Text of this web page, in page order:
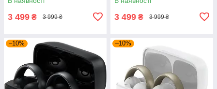
3 499 ₴ 3 999 ₴ 3 499 ₴ 3 999 ₴
–10% –10%